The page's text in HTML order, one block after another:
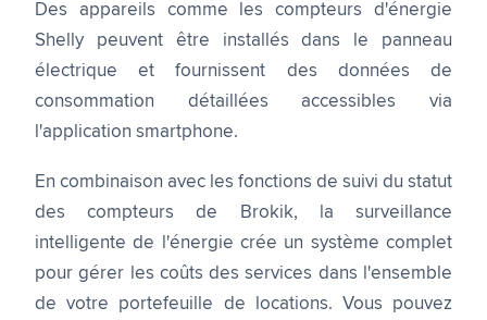
Des appareils comme les compteurs d'énergie
Shelly peuvent être installés dans le panneau
électrique et fournissent des données de
consommation détaillées accessibles via
l'application smartphone.
En combinaison avec les fonctions de suivi du statut
des compteurs de Brokik, la surveillance
intelligente de l'énergie crée un système complet
pour gérer les coûts des services dans l'ensemble
de votre portefeuille de locations. Vous pouvez